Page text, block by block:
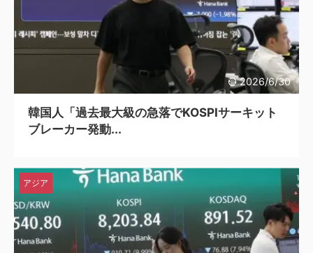
2026/6/30
韓国人「過去最大級の急落でKOSPIサーキット
ブレーカー発動...
アジア